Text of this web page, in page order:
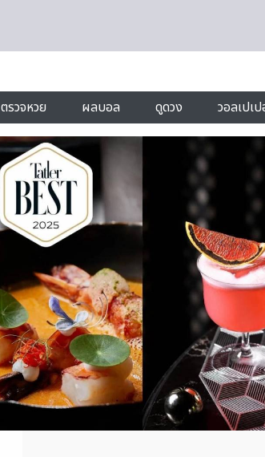
ตรวจหวย ผลบอล ดูดวง วอลเปเ